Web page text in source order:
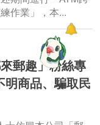
作業」，本...
郵趣」粉絲專
明商品、騙取民